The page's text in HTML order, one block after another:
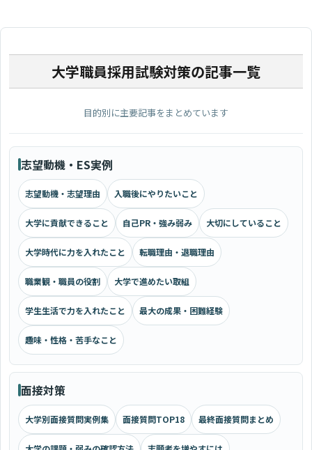
大学職員採用試験対策の記事一覧
目的別に主要記事をまとめています
志望動機・ES実例
志望動機・志望理由 入職後にやりたいこと
大学に貢献できること 自己PR・強み弱み 大切にしていること
大学時代に力を入れたこと 転職理由・退職理由
職業観・職員の役割 大学で進めたい取組
学生生活で力を入れたこと 最大の成果・困難経験
趣味・性格・苦手なこと
面接対策
大学別面接質問実例集 面接質問TOP18 最終面接質問まとめ